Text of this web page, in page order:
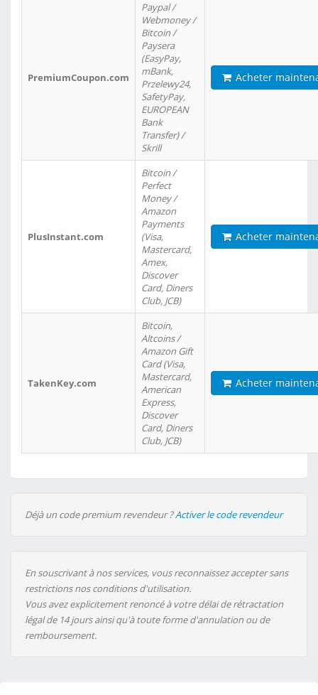
PremiumCoupon.com
Paypal /
Webmoney /
Bitcoin /
Paysera
(EasyPay,
mBank,
Przelewy24,
SafetyPay,
EUROPEAN
Bank
Transfer) /
Skrill
Acheter
PlusInstant.com
Bitcoin /
Perfect
Money /
Amazon
Payments
(Visa,
Mastercard,
Amex,
Discover
Card, Diners
Club, JCB)
Acheter
TakenKey.com
Bitcoin,
Altcoins /
Amazon Gift
Card (Visa,
Mastercard,
American
Express,
Discover
Card, Diners
Club, JCB)
Acheter
Déjà un code premium revendeur ?Activer le code revendeur
En souscrivant à nos services, vous reconnaissez accepter sans
restrictions nos conditions d'utilisation.
Vous avez explicitement renoncé à votre délai de rétractation
légal de 14 jours ainsi qu'à toute forme d'annulation ou de
remboursement.